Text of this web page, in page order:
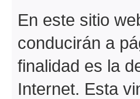
En este sitio
conducirán a
finalidad es la
Internet. Esta